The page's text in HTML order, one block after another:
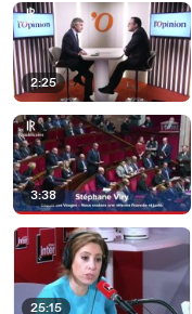
2:25
3:38
25:15